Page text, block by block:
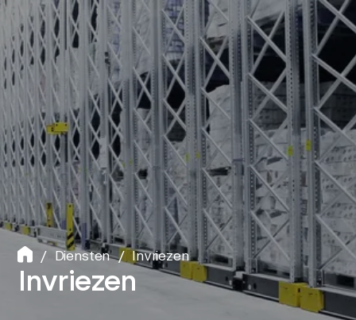
+31(0)55-
5265577
Diensten Invriezen
Invriezen
Invriezen